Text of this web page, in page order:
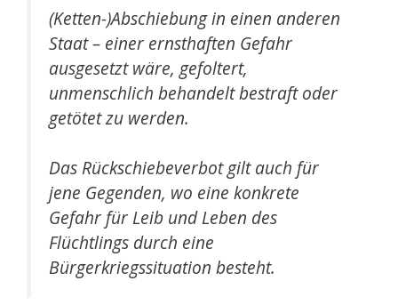
(Ketten-)Abschiebung in einen anderen
Staat – einer ernsthaften Gefahr
ausgesetzt wäre, gefoltert,
unmenschlich behandelt bestraft oder
getötet zu werden.
Das Rückschiebeverbot gilt auch für
jene Gegenden, wo eine konkrete
Gefahr für Leib und Leben des
Flüchtlings durch eine
Bürgerkriegssituation besteht.